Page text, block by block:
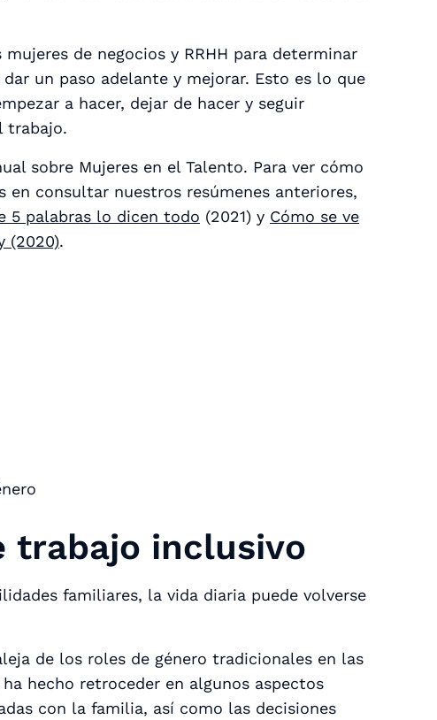
de negocios y RRHH para determinar
un paso adelante y mejorar. Esto es lo que
a hacer, dejar de hacer y seguir
trabajo.
sobre Mujeres en el Talento. Para ver cómo
en consultar nuestros resúmenes anteriores,
5 palabras lo dicen todo (2021) y Cómo se ve
(2020).
trabajo inclusivo
familiares, la vida diaria puede volverse
de los roles de género tradicionales en las
hecho retroceder en algunos aspectos
con la familia, así como las decisiones